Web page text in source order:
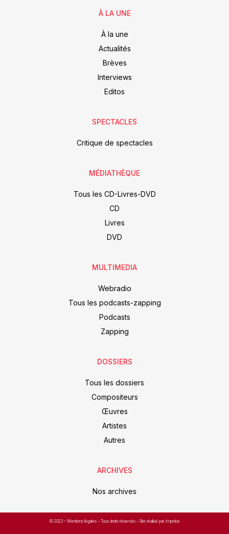
À LA UNE
À la une
Actualités
Brèves
Interviews
Editos
SPECTACLES
Critique de spectacles
MÉDIATHÈQUE
Tous les CD-Livres-DVD
CD
Livres
DVD
MULTIMEDIA
Webradio
Tous les podcasts-zapping
Podcasts
Zapping
DOSSIERS
Tous les dossiers
Compositeurs
Œuvres
Artistes
Autres
ARCHIVES
Nos archives
© 2023 – Mentions légales – Tous droits réservés – Site réalisé par Improba